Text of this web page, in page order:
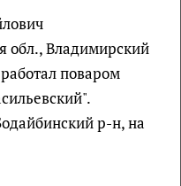
обл., Владимирский
поваром
р-н, на